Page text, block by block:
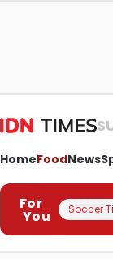
HomeFoodNews
For
You Soccer